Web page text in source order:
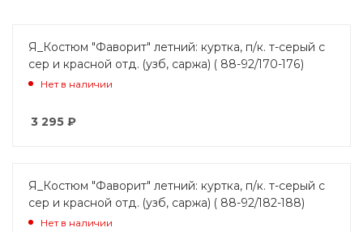
Я_Костюм "Фаворит" летний: куртка, п/к. т-серый с
сер и красной отд. (узб, саржа) ( 88-92/170-176)
Нет в наличии
3 295 ₽
Я_Костюм "Фаворит" летний: куртка, п/к. т-серый с
сер и красной отд. (узб, саржа) ( 88-92/182-188)
Нет в наличии